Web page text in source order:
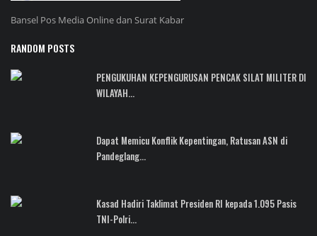
Bansel Pos Media Online dan Surat Kabar
RANDOM POSTS
PENGUKUHAN KEPENGURUSAN PENCAK SILAT MILITER DI
WILAYAH...
Dapat Memicu Konflik Kepentingan, Ratusan ASN di
Pandeglang...
Kasad Hadiri Taklimat Presiden RI kepada 1.095 Pasis
TNI-Polri...